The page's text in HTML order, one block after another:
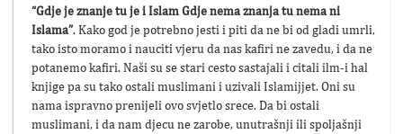
“Gdje je znanje tu je i Islam Gdje nema znanja tu nema ni
Islama”. Kako god je potrebno jesti i piti da ne bi od gladi umrli,
tako isto moramo i nauciti vjeru da nas kafiri ne zavedu, i da ne
potanemo kafiri. Naši su se stari cesto sastajali i citali ilm-i hal
knjige pa su tako ostali muslimani i uzivali Islamijjet. Oni su
nama ispravno prenijeli ovo svjetlo srece. Da bi ostali
muslimani, i da nam djecu ne zarobe, unutrašnji ili spoljašnji